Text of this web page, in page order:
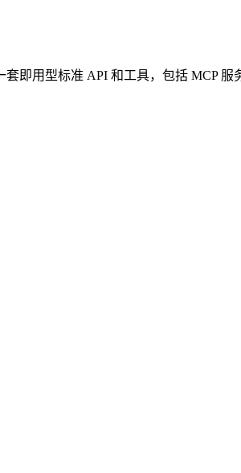
即用型标准 API 和工具，包括 MCP 服